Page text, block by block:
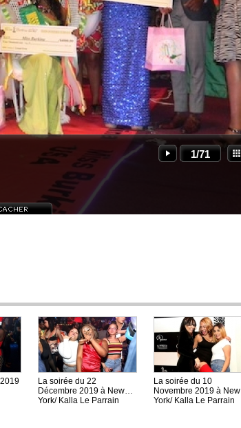
-
1/71
La soirée du 22
Décembre 2019 à New
York/ Kalla Le Parrain
La soirée du 10
Novembre 2019 à New
York/ Kalla Le Parrain